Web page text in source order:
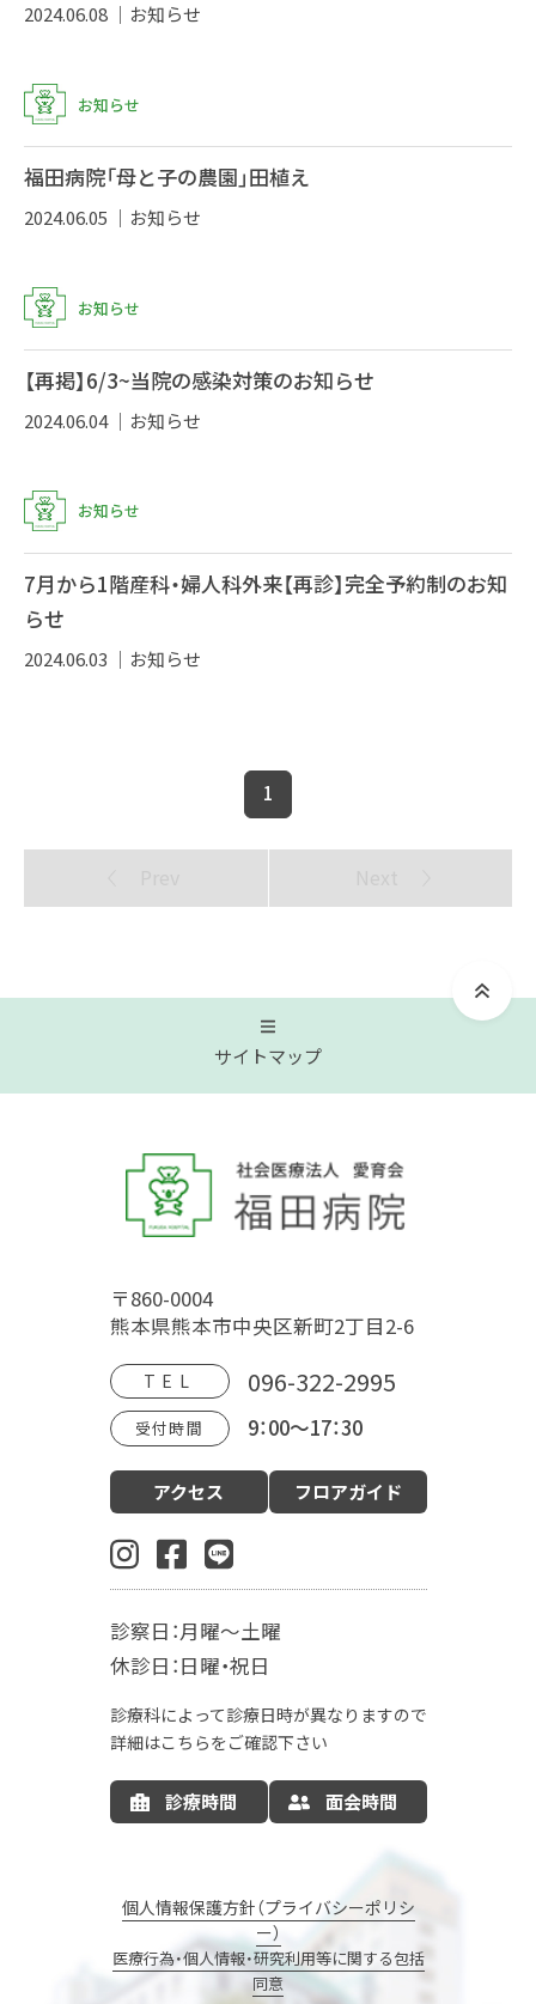
2024.06.08 ｜ お知らせ
お知らせ
福田病院「母と子の農園」田植え
2024.06.05 ｜ お知らせ
お知らせ
【再掲】6/3~当院の感染対策のお知らせ
2024.06.04 ｜ お知らせ
お知らせ
7月から1階産科・婦人科外来【再診】完全予約制のお知
らせ
2024.06.03 ｜ お知らせ
1
サイトマップ
トップページ
病院概要 福田病院の歴史
HOSPITAL MOVIE
診療案内
婦人科・更年期外来
肛門外科
麻酔科
お産の入院について
お部屋について
お食事について
LDR
MFICU
新生児センター
出産の流れ
出産方法
里帰り出産
病院情報の公開 産後ケア
マタニティサポート
ナーサリーコアラ
コアラウェルネス
コアラウェルネスのご予約
エステサロン
〒860-0004
熊本県熊本市中央区新町2丁目2-6
TEL 096-322-2995
受付時間 9：00～17：30
アクセス フロアガイド
診察日：月曜～土曜
休診日：日曜・祝日
診療科によって診療日時が異なりますので
詳細はこちらをご確認下さい
診療時間 面会時間
個人情報保護方針（プライバシーポリシ
ー）
医療行為・個人情報・研究利用等に関する包括
同意